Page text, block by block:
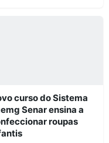
curso do Sistema
Senar ensina a
roupas